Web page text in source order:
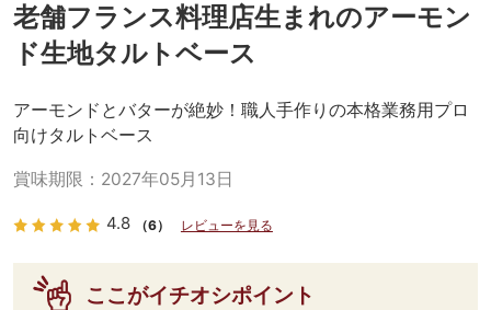
老舗フランス料理店生まれのアーモン
ド生地タルトベース
アーモンドとバターが絶妙！職人手作りの本格業務用プロ
向けタルトベース
賞味期限： 2027年05月13日
4.8 （6） レビューを見る
ここがイチオシポイント